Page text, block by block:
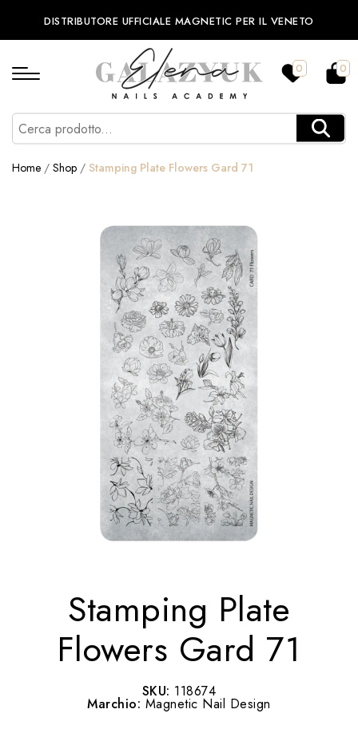
DISTRIBUTORE UFFICIALE MAGNETIC PER IL VENETO
0 0
Home / Shop / Stamping Plate Flowers Gard 71
Stamping Plate
Flowers Gard 71
SKU: 118674
Marchio: Magnetic Nail Design